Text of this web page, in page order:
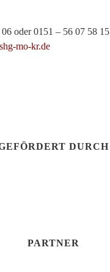
oder 0151 – 56 07 58 15
mo-kr.de
DURCH
PARTNER